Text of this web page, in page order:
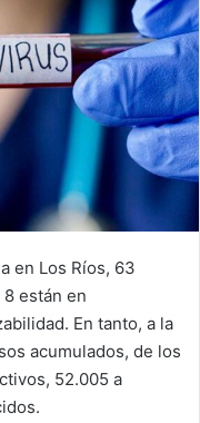
en Los Ríos, 63
están en
En tanto, a la
acumulados, de los
52.005 a